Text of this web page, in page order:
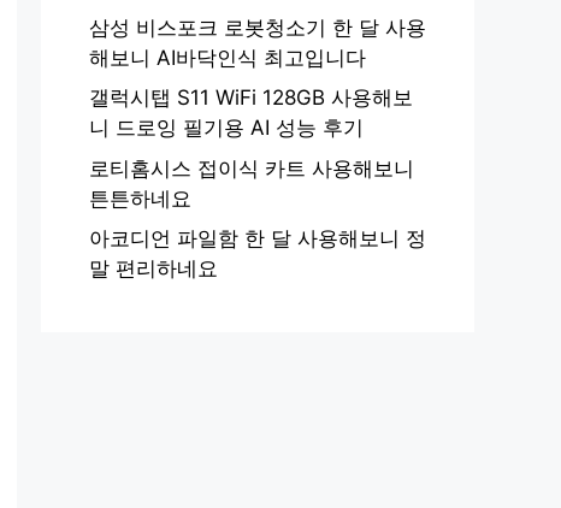
삼성 비스포크 로봇청소기 한 달 사용
해보니 AI바닥인식 최고입니다
갤럭시탭 S11 WiFi 128GB 사용해보
니 드로잉 필기용 AI 성능 후기
로티홈시스 접이식 카트 사용해보니
튼튼하네요
아코디언 파일함 한 달 사용해보니 정
말 편리하네요